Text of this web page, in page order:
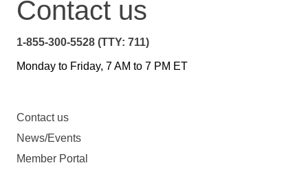
Contact us
1-855-300-5528 (TTY: 711)
Monday to Friday, 7 AM to 7 PM ET
Contact us
News/Events
Member Portal